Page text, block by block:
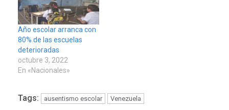
Año escolar arranca con
80% de las escuelas
deterioradas
octubre 3, 2022
En «Nacionales»
Tags: ausentismo escolar Venezuela